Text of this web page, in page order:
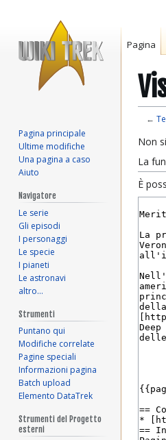
←
Vai
alla
Vai
alla
ricerca
Non
La
È
Pagina
Pagina principale
Ultime modifiche
Una pagina a caso
Aiuto
Navigatore
Le serie
Gli episodi
I personaggi
Le specie
I pianeti
Le astronavi
altro…
Strumenti
Puntano qui
Modifiche correlate
Pagine speciali
Informazioni pagina
Batch upload
Elemento DataTrek
Strumenti del Progetto
esterni